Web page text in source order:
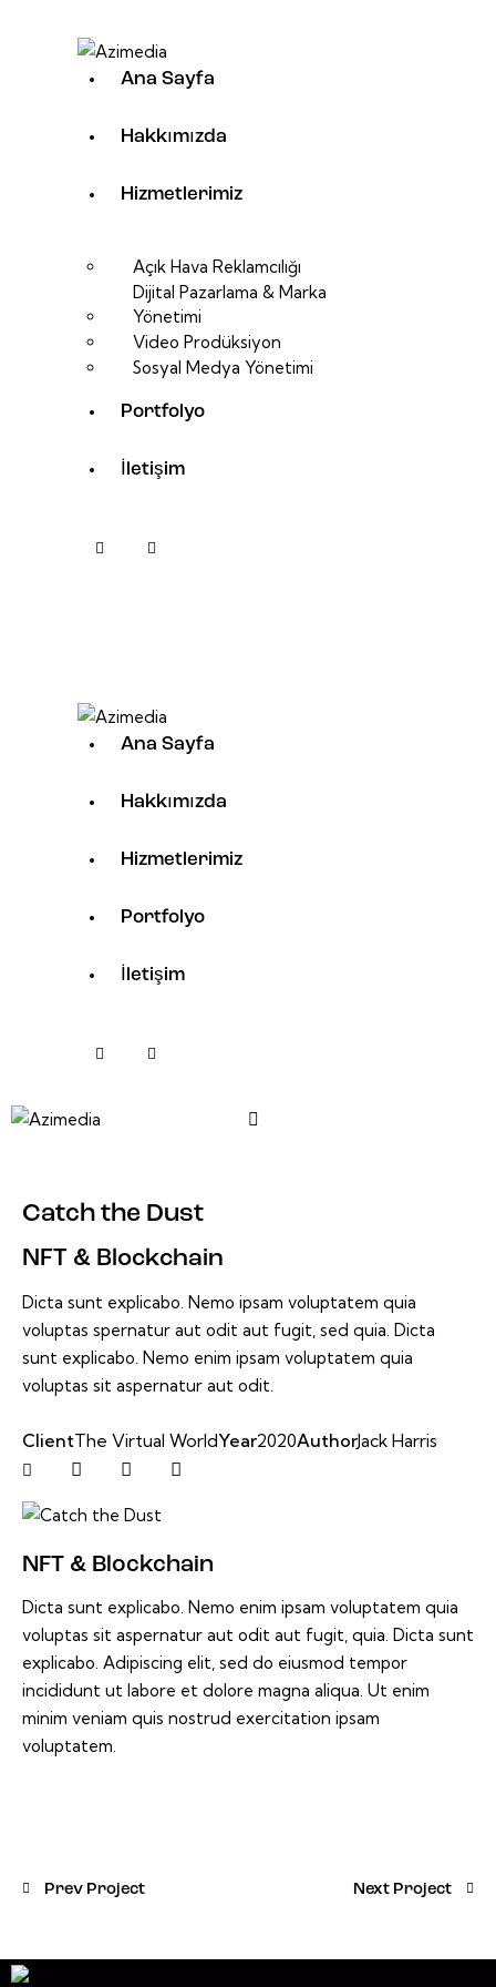
Ana Sayfa
Hakkımızda
Hizmetlerimiz
Açık Hava Reklamcılığı
Dijital Pazarlama & Marka
Yönetimi
Video Prodüksiyon
Sosyal Medya Yönetimi
Portfolyo
İletişim
Ana Sayfa
Hakkımızda
Hizmetlerimiz
Portfolyo
İletişim
Catch the Dust
NFT & Blockchain
Dicta sunt explicabo. Nemo enim ipsam voluptatem quia
voluptas sit aspernatur aut odit aut fugit, quia. Dicta sunt
explicabo. Adipiscing elit, sed do eiusmod tempor
incididunt ut labore et dolore magna aliqua. Ut enim
minim veniam quis nostrud exercitation ipsam
voluptatem.
NFT & Blockchain
Dicta sunt explicabo. Nemo ipsam voluptatem quia
voluptas spernatur aut odit aut fugit, sed quia. Dicta
sunt explicabo. Nemo enim ipsam voluptatem quia
voluptas sit aspernatur aut odit.
ClientThe Virtual WorldYear2020AuthorJack Harris
Prev Project Next Project